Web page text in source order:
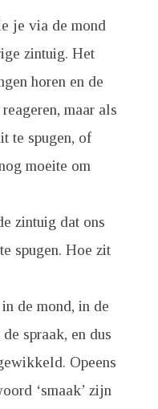
je via de mond
zintuig. Het
horen en de
maar als
te spugen, of
moeite om
zintuig dat ons
spugen. Hoe zit
de mond, in de
spraak, en dus
Opeens
‘smaak’ zijn